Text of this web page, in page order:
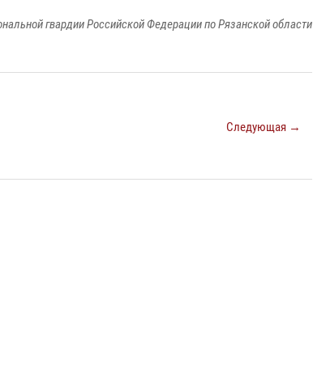
гвардии Российской Федерации по Рязанской области
Следующая →